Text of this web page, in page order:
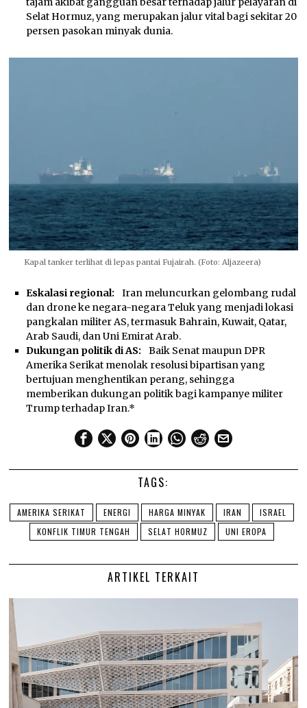
Selat Hormuz, yang merupakan jalur vital bagi sekitar 20
persen pasokan minyak dunia.
Kapal tanker terlihat di lepas pantai Fujairah. (Foto: Aljazeera)
Eskalasi regional: Iran meluncurkan gelombang rudal
dan drone ke negara-negara Teluk yang menjadi lokasi
pangkalan militer AS, termasuk Bahrain, Kuwait, Qatar,
Arab Saudi, dan Uni Emirat Arab.
Dukungan politik di AS: Baik Senat maupun DPR
Amerika Serikat menolak resolusi bipartisan yang
bertujuan menghentikan perang, sehingga
memberikan dukungan politik bagi kampanye militer
Trump terhadap Iran.*
TAGS:
AMERIKA SERIKAT ENERGI HARGA MINYAK IRAN
ISRAEL
KONFLIK TIMUR TENGAH
SELAT HORMUZ UNI EROPA
ARTIKEL TERKAIT